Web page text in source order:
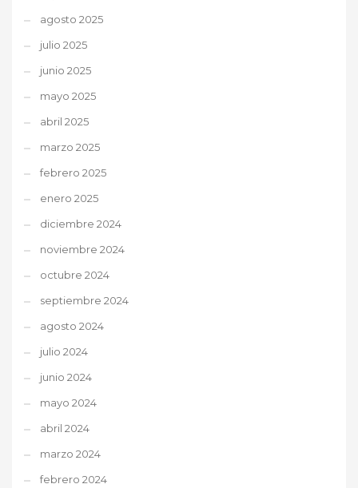
agosto 2025
julio 2025
junio 2025
mayo 2025
abril 2025
marzo 2025
febrero 2025
enero 2025
diciembre 2024
noviembre 2024
octubre 2024
septiembre 2024
agosto 2024
julio 2024
junio 2024
mayo 2024
abril 2024
marzo 2024
febrero 2024